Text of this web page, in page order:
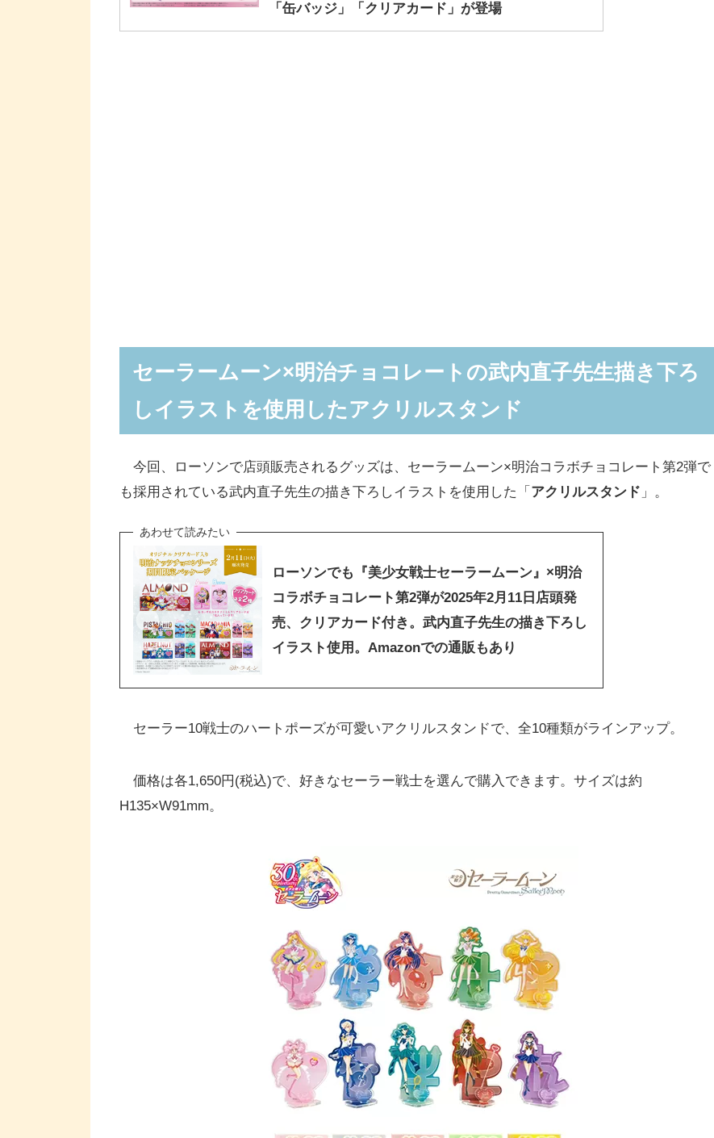
「缶バッジ」「クリアカード」が登場
セーラームーン×明治チョコレートの武内直子先生描き下ろ
しイラストを使用したアクリルスタンド
今回、ローソンで店頭販売されるグッズは、セーラームーン×明治コラボチョコレート第2弾で
も採用されている武内直子先生の描き下ろしイラストを使用した「 アクリルスタンド 」。
ローソンでも『美少女戦士セーラームーン』×明治
コラボチョコレート第2弾が2025年2月11日店頭発
売、クリアカード付き。武内直子先生の描き下ろし
イラスト使用。Amazonでの通販もあり
セーラー10戦士のハートポーズが可愛いアクリルスタンドで、全10種類がラインアップ。
価格は各1,650円(税込)で、好きなセーラー戦士を選んで購入できます。サイズは約
H135×W91mm。